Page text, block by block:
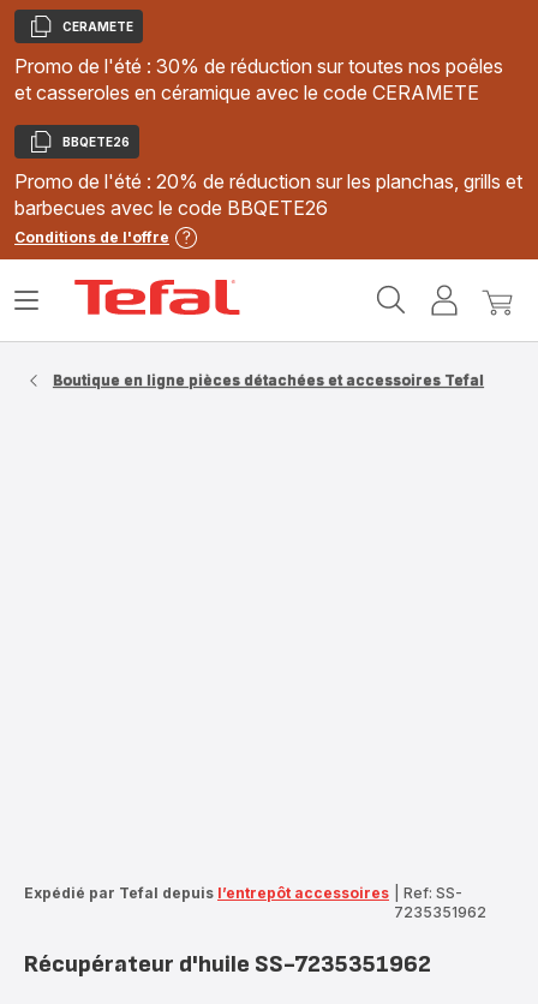
Copier
CERAMETE
Promo de l'été : 30% de réduction sur toutes nos poêles
et casseroles en céramique avec le code CERAMETE
Copier
BBQETE26
Promo de l'été : 20% de réduction sur les planchas, grills et
barbecues avec le code BBQETE26
Conditions de l'offre
MonMon
Ouvrir
Boutique en ligne pièces détachées et accessoires Tefal
Expédié par Tefal depuis l’entrepôt accessoires
Ref: SS-
7235351962
Récupérateur d'huile SS-7235351962